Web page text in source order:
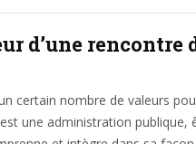
d’une rencontre
certain nombre de valeurs
une administration